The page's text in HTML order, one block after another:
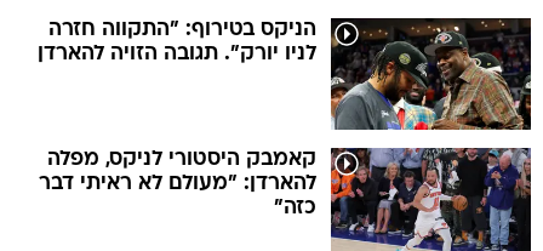
הניקס בטירוף: "התקווה חזרה
לניו יורק". תגובה הזויה להארדן
קאמבק היסטורי לניקס, מפלה
להארדן: "מעולם לא ראיתי דבר
כזה"